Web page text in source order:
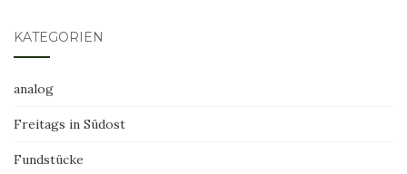
KATEGORIEN
analog
Freitags in Südost
Fundstücke